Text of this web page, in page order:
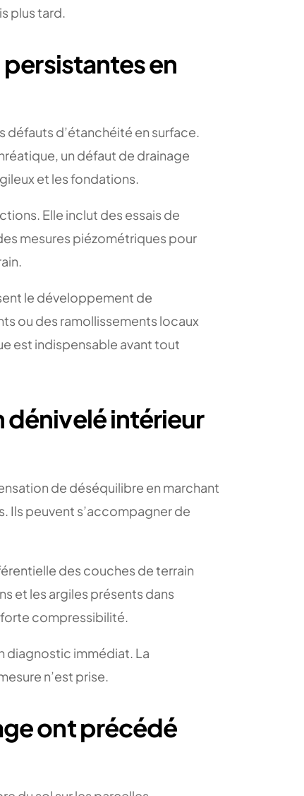
plus tard.
persistantes en
défauts d’étanchéité en surface.
un défaut de drainage
et les fondations.
Elle inclut des essais de
mesures piézométriques pour
le développement de
ou des ramollissements locaux
est indispensable avant tout
dénivelé intérieur
de déséquilibre en marchant
Ils peuvent s’accompagner de
des couches de terrain
et les argiles présents dans
compressibilité.
diagnostic immédiat. La
n’est prise.
ont précédé